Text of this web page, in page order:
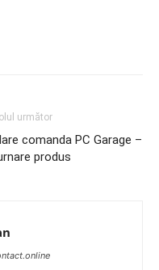
următor
comanda PC Garage –
produs